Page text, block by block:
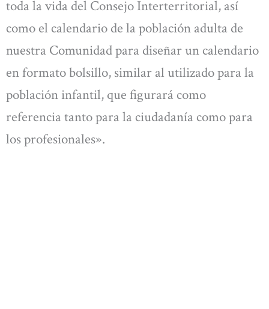
toda la vida del Consejo Interterritorial, así
como el calendario de la población adulta de
nuestra Comunidad para diseñar un calendario
en formato bolsillo, similar al utilizado para la
población infantil, que figurará como
referencia tanto para la ciudadanía como para
los profesionales».